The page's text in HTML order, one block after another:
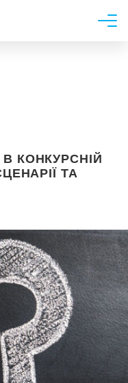
КОНКУРСНІЙ
ТА